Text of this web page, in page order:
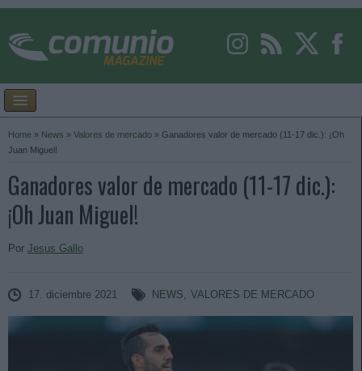
Home » News » Valores de mercado » Ganadores valor de mercado (11-17 dic.): ¡Oh
Juan Miguel!
Ganadores valor de mercado (11-17 dic.):
¡Oh Juan Miguel!
Por Jesus Gallo
17. diciembre 2021 NEWS, VALORES DE MERCADO